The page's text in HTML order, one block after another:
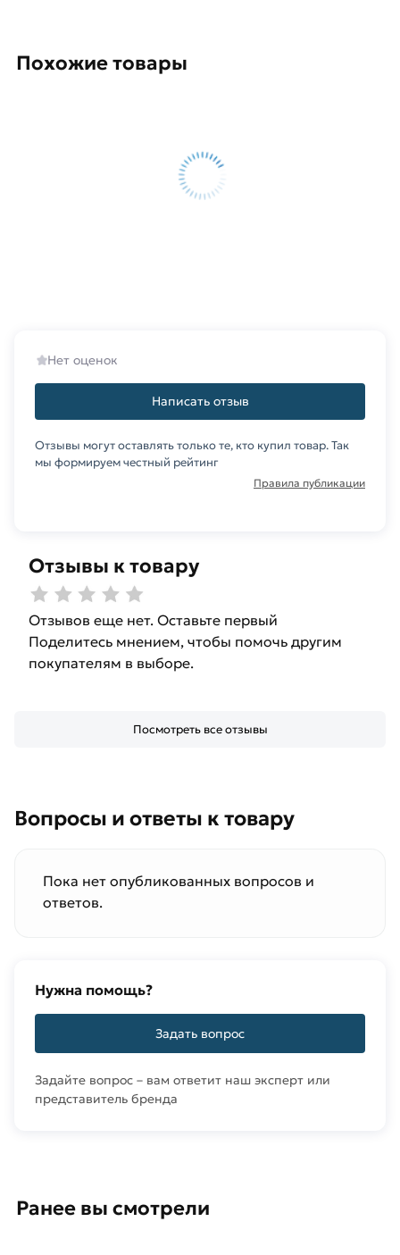
Похожие товары
Отзывы к товару
Отзывов еще нет. Оставьте первый
Поделитесь мнением, чтобы помочь другим
покупателям в выборе.
Посмотреть все отзывы
Нет оценок
Написать отзыв
Отзывы могут оставлять только те, кто купил товар. Так
мы формируем честный рейтинг
Правила публикации
Вопросы и ответы к товару
Пока нет опубликованных вопросов и
ответов.
Нужна помощь?
Задать вопрос
Задайте вопрос – вам ответит наш эксперт или
представитель бренда
Ранее вы смотрели